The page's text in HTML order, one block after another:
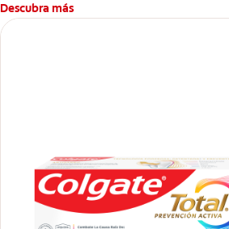
Descubra más